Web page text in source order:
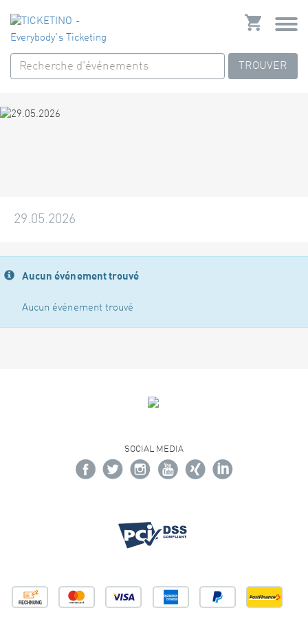
TROUVER
29.05.2026
Aucun événement trouvé
Aucun événement trouvé
SOCIAL MEDIA